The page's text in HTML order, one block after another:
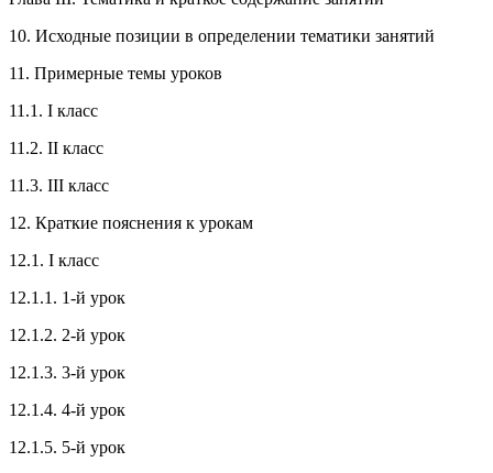
10. Исходные позиции в определении тематики занятий
11. Примерные темы уроков
11.1. I класс
11.2. II класс
11.3. III класс
12. Краткие пояснения к урокам
12.1. I класс
12.1.1. 1-й урок
12.1.2. 2-й урок
12.1.3. 3-й урок
12.1.4. 4-й урок
12.1.5. 5-й урок